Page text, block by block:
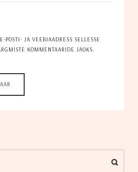
POSTI- JA VEEBIAADRESS SELLESSE
KOMMENTAARIDE JAOKS.